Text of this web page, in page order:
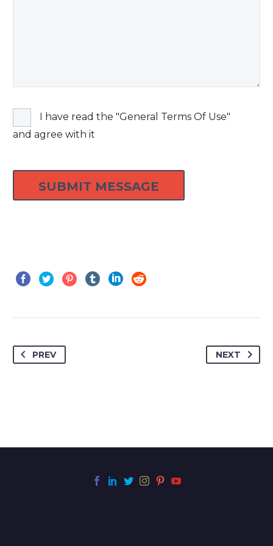
I have read the "General Terms Of Use"
and agree with it
PREV NEXT